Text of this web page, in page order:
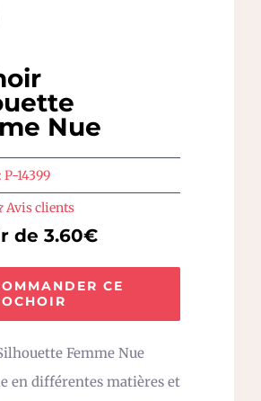
Nue
P-14399
Avis clients
de 3.60€
CE
Femme Nue
en différentes matières et